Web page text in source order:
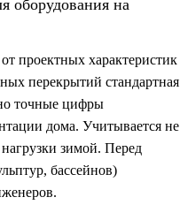
оборудования на
проектных характеристик
перекрытий стандартная
но точные цифры
дома. Учитывается не
зимой. Перед
бассейнов)